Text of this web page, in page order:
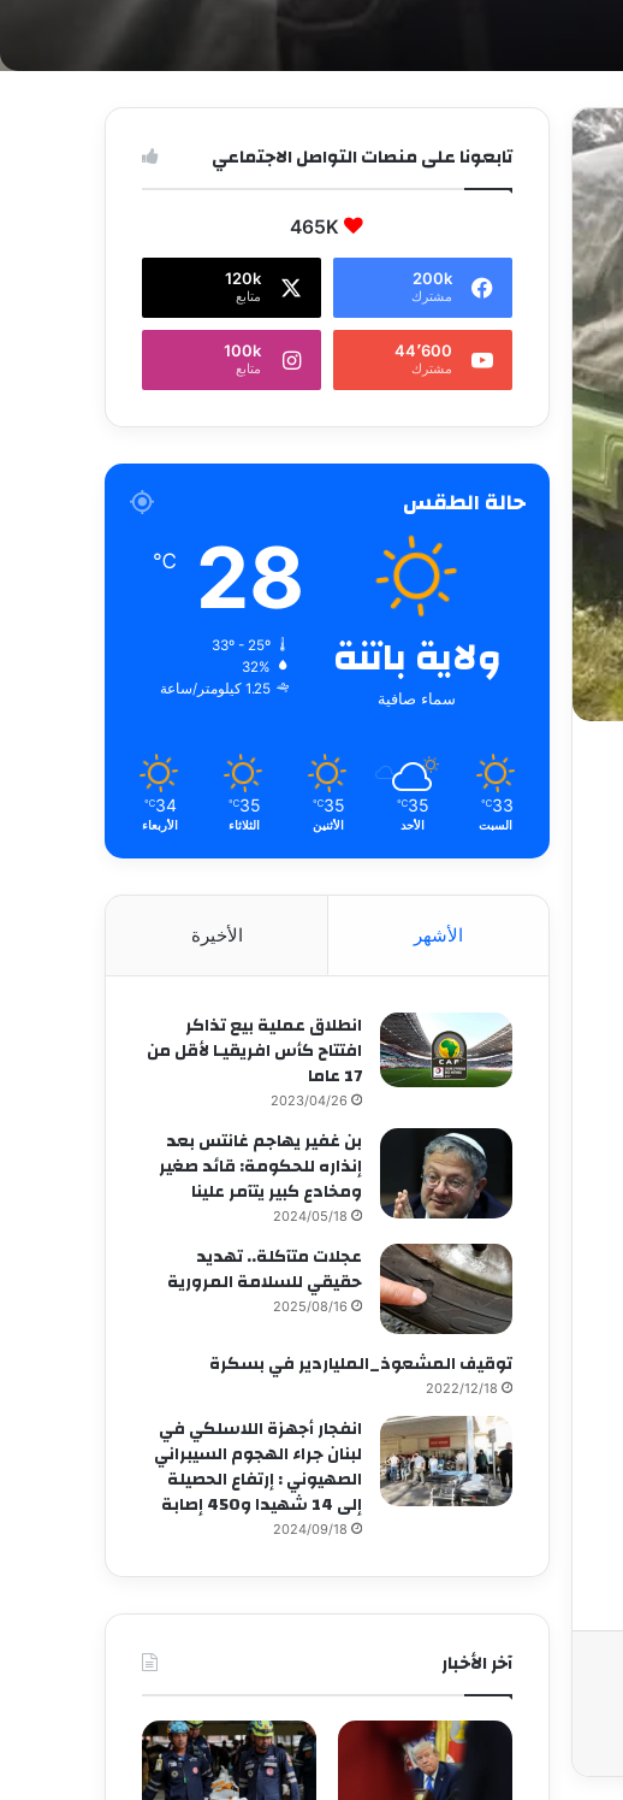
تابعونا على منصات التواصل الاجتماعي
465K
200k
مشترك
120k
متابع
44٬600
مشترك
100k
متابع
حالة الطقس
ولاية باتنة
سماء صافية
28
℃
33º - 25º
32%
1.25 كيلومتر/ساعة
33
℃
السبت
35
℃
الأحد
35
℃
الأثنين
35
℃
الثلاثاء
34
℃
الأربعاء
الأشهر الأخيرة
انطلاق عملية بيع تذاكر
افتتاح كأس افريقيـا لأقل من
17 عاما
2023/04/26
بن غفير يهاجم غانتس بعد
إنذاره للحكومة: قائد صغير
ومخادع كبير يتآمر علينا
2024/05/18
عجلات متآكلة.. تهديد
حقيقي للسلامة المرورية
2025/08/16
توقيف المشعوذ_الملياردير في بسكرة
2022/12/18
انفجار أجهزة اللاسلكي في
لبنان جراء الهجوم السيبراني
الصهيوني : إرتفاع الحصيلة
إلى 14 شهيدا و450 إصابة
2024/09/18
آخر الأخبار